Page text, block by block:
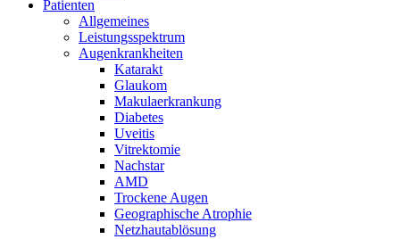
Patienten
Allgemeines
Leistungsspektrum
Augenkrankheiten
Katarakt
Glaukom
Makulaerkrankung
Diabetes
Uveitis
Vitrektomie
Nachstar
AMD
Trockene Augen
Geographische Atrophie
Netzhautablösung